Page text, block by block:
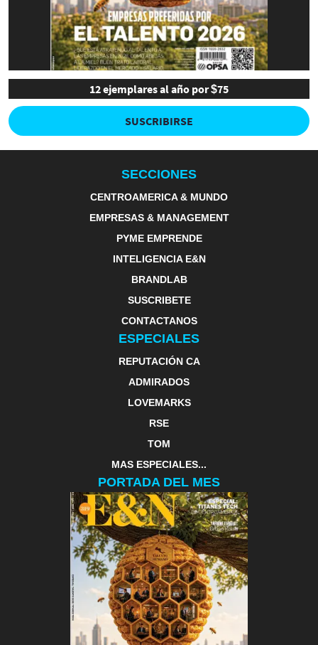
12 ejemplares al año por $75
SUSCRIBIRSE
SECCIONES
CENTROAMERICA & MUNDO
EMPRESAS & MANAGEMENT
PYME EMPRENDE
INTELIGENCIA E&N
BRANDLAB
SUSCRIBETE
CONTACTANOS
ESPECIALES
REPUTACIÓN CA
ADMIRADOS
LOVEMARKS
RSE
TOM
MAS ESPECIALES...
PORTADA DEL MES